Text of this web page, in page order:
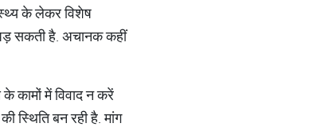
के लेकर विशेष
पड़ सकती है. अचानक कहीं
कामों में विवाद न करें
स्थिति बन रही है. मांग